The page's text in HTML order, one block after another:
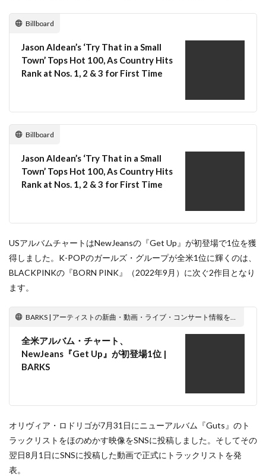
Billboard
Jason Aldean’s ‘Try That in a Small
Town’ Tops Hot 100, As Country Hits
Rank at Nos. 1, 2 & 3 for First Time
Billboard
Jason Aldean’s ‘Try That in a Small
Town’ Tops Hot 100, As Country Hits
Rank at Nos. 1, 2 & 3 for First Time
USアルバムチャートはNewJeansの『Get Up』が初登場で1位を獲
得しました。K-POPのガールズ・グループが全米1位に輝くのは、
BLACKPINKの『BORN PINK』（2022年9月）に次ぐ2作目となり
ます。
BARKS | アーティストの新曲・動画・ライブ・コンサート情報をお届けする音楽メディア
全米アルバム・チャート、
NewJeans『Get Up』が初登場1位 |
BARKS
オリヴィア・ロドリゴが7月31日にニューアルバム『Guts』のト
ラックリストをほのめかす映像をSNSに投稿しました。そしてその
翌日8月1日にSNSに投稿した動画で正式にトラックリストを発
表。